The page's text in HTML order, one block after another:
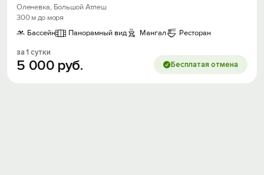
Оленевка, Большой Атлеш
300 м до моря
Бассейн
Панорамный вид Мангал Ресторан
за 1 сутки
5 000 руб. Бесплатая отмена